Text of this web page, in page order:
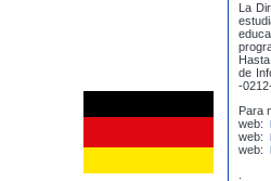
La
de
-
Para
web:
web:
web: